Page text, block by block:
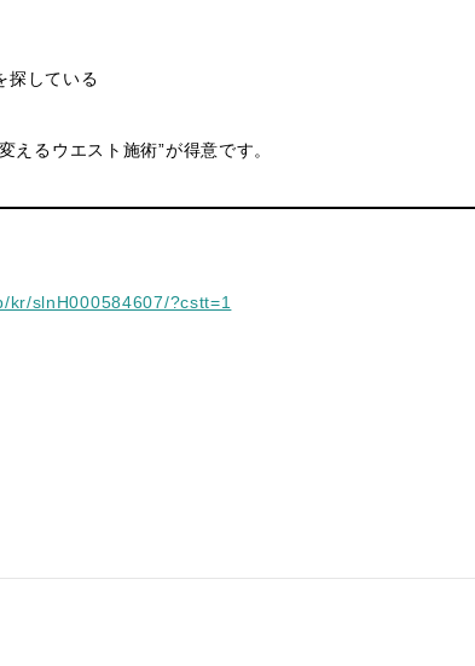
探している
えるウエスト施術”が得意です。
slnH000584607/?cstt=1